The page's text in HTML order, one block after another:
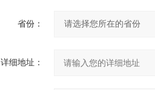
省份：
详细地址：